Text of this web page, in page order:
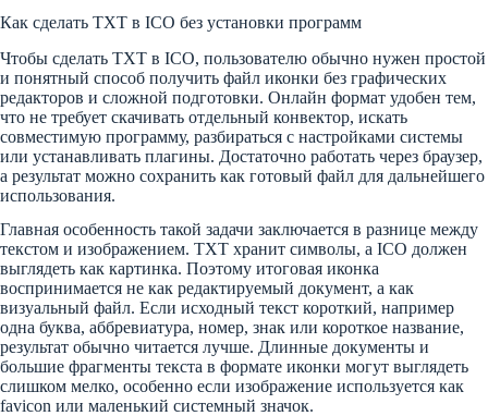
Как сделать TXT в ICO без установки программ
Чтобы сделать TXT в ICO, пользователю обычно нужен простой
и понятный способ получить файл иконки без графических
редакторов и сложной подготовки. Онлайн формат удобен тем,
что не требует скачивать отдельный конвектор, искать
совместимую программу, разбираться с настройками системы
или устанавливать плагины. Достаточно работать через браузер,
а результат можно сохранить как готовый файл для дальнейшего
использования.
Главная особенность такой задачи заключается в разнице между
текстом и изображением. TXT хранит символы, а ICO должен
выглядеть как картинка. Поэтому итоговая иконка
воспринимается не как редактируемый документ, а как
визуальный файл. Если исходный текст короткий, например
одна буква, аббревиатура, номер, знак или короткое название,
результат обычно читается лучше. Длинные документы и
большие фрагменты текста в формате иконки могут выглядеть
слишком мелко, особенно если изображение используется как
favicon или маленький системный значок.